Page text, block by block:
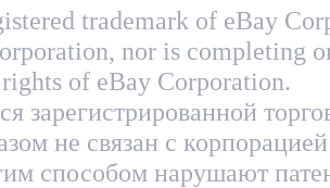
trademark of eBay
nor is completing
of eBay Corporation.
зарегистрированной
не связан с
способом нарушают